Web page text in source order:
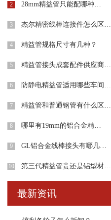
2 28mm精益管只能配哪种…
3 杰尔精密线棒连接件怎么区…
4 精益管规格尺寸有几种？
5 精益管接头成套配件供应商…
6 防静电精益管适用哪些车间…
7 精益管和普通钢管有什么区…
8 哪里有19mm的铝合金精…
9 GL铝合金线棒接头有哪几…
10 第三代精益管贵还是铝型材…
最新资讯